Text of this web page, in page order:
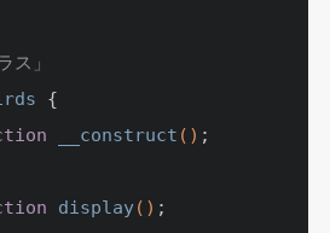
」
{
__construct () ;
display() ;